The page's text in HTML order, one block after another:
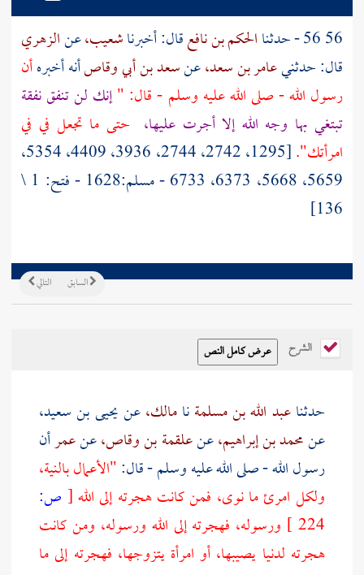
56 56 - حدثنا الحكم بن نافعقال: أخبرناشعيب،عنالزهري
قال: حدثنيعامر بن سعد،عنسعد بن أبي وقاصأنه أخبرهأن
رسول الله - صلى الله عليه وسلم - قال: "إنك لن تنفق نفقة
تبتغي بها وجه الله إلا أجرت عليها، حتى ما تجعل في في
امرأتك".
[1295، 2742، 2744، 3936، 4409، 5354،
5659، 5668، 6373، 6733 - مسلم:1628 - فتح: 1 \
136]
التالي السابق
الشرح
حدثناعبد الله بن مسلمةنامالك،عنيحيى بن سعيد،
عنمحمد بن إبراهيم،عنعلقمة بن وقاص،عنعمرأن
رسول الله - صلى الله عليه وسلم - قال:"الأعمال بالنية،
ولكل امرئ ما نوى، فمن كانت هجرته إلى الله[ ص:
224 ] ورسوله، فهجرته إلى الله ورسوله، ومن كانت
هجرته لدنيا يصيبها، أو امرأة يتزوجها، فهجرته إلى ما